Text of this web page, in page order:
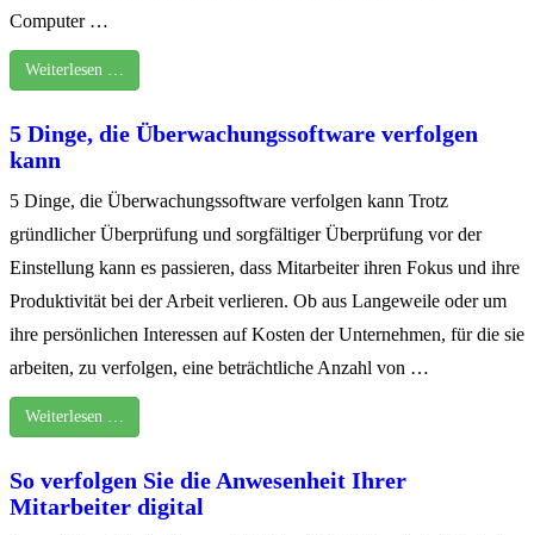
Computer …
Weiterlesen …
5 Dinge, die Überwachungssoftware verfolgen
kann
5 Dinge, die Überwachungssoftware verfolgen kann Trotz
gründlicher Überprüfung und sorgfältiger Überprüfung vor der
Einstellung kann es passieren, dass Mitarbeiter ihren Fokus und ihre
Produktivität bei der Arbeit verlieren. Ob aus Langeweile oder um
ihre persönlichen Interessen auf Kosten der Unternehmen, für die sie
arbeiten, zu verfolgen, eine beträchtliche Anzahl von …
Weiterlesen …
So verfolgen Sie die Anwesenheit Ihrer
Mitarbeiter digital